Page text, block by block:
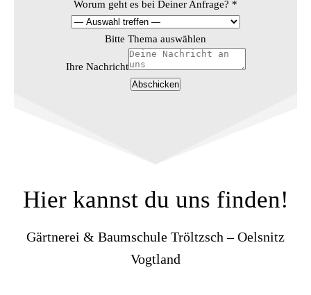
a
m
e
D
e
i
Worum geht es bei Deiner Anfrage? *
Bitte Thema auswählen
Ihre Nachricht
Abschicken
Hier kannst du uns finden!
Gärtnerei & Baumschule Tröltzsch – Oelsnitz
Vogtland